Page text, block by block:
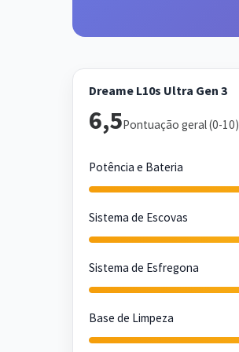
Dreame L10s Ultra Gen 3
6,5Pontuação geral (0-10)
Potência e Bateria
Sistema de Escovas
Sistema de Esfregona
Base de Limpeza